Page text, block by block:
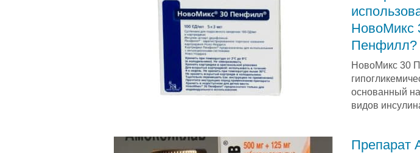
НовоМикс
Пенфилл?
НовоМикс 30
основанный
видов
Препарат